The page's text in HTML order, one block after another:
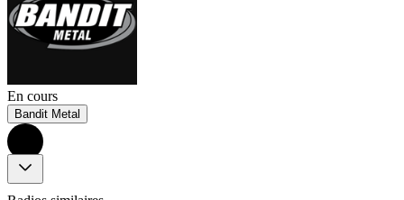
En cours
Bandit Metal